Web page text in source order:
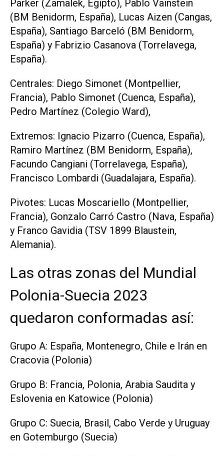
Parker (Zamalek, Egipto), Pablo Vainstein
(BM Benidorm, España), Lucas Aizen (Cangas,
España), Santiago Barceló (BM Benidorm,
España) y Fabrizio Casanova (Torrelavega,
España).
Centrales: Diego Simonet (Montpellier,
Francia), Pablo Simonet (Cuenca, España),
Pedro Martínez (Colegio Ward),
Extremos: Ignacio Pizarro (Cuenca, España),
Ramiro Martínez (BM Benidorm, España),
Facundo Cangiani (Torrelavega, España),
Francisco Lombardi (Guadalajara, España).
Pivotes: Lucas Moscariello (Montpellier,
Francia), Gonzalo Carró Castro (Nava, España)
y Franco Gavidia (TSV 1899 Blaustein,
Alemania).
Las otras zonas del Mundial
Polonia-Suecia 2023
quedaron conformadas así:
Grupo A: España, Montenegro, Chile e Irán en
Cracovia (Polonia)
Grupo B: Francia, Polonia, Arabia Saudita y
Eslovenia en Katowice (Polonia)
Grupo C: Suecia, Brasil, Cabo Verde y Uruguay
en Gotemburgo (Suecia)